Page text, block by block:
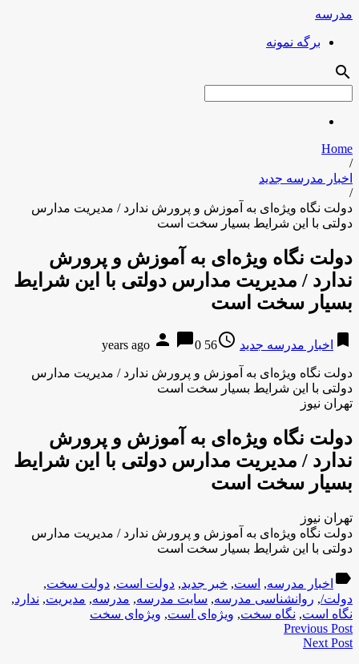
مدرسه
برگه نمونه
search
Home
/
اخبار مدرسه جدید
/
دولت نگاه ویژه‌ای به آموزش و پرورش ندارد / مدیریت مدارس
دولتی با این شرایط بسیار سخت است
دولت نگاه ویژه‌ای به آموزش و پرورش
ندارد / مدیریت مدارس دولتی با این شرایط
بسیار سخت است
bookmark اخبار مدرسه جدید access_time
56 years ago
person chat_bubble0
دولت نگاه ویژه‌ای به آموزش و پرورش ندارد / مدیریت مدارس
دولتی با این شرایط بسیار سخت است
تهران نیوز
دولت نگاه ویژه‌ای به آموزش و پرورش
ندارد / مدیریت مدارس دولتی با این شرایط
بسیار سخت است
تهران نیوز
دولت نگاه ویژه‌ای به آموزش و پرورش ندارد / مدیریت مدارس
دولتی با این شرایط بسیار سخت است
label اخبار مدرسه, است, خبر جدید, دولت است, دولت سخت,
دولت/, روانشناسی مدرسه, سایت مدرسه, مدرسه, مدیریت, ندارد,
نگاه است, نگاه سخت, ویژه‌ای است, ویژه‌ای سخت
Previous Post
Next Post